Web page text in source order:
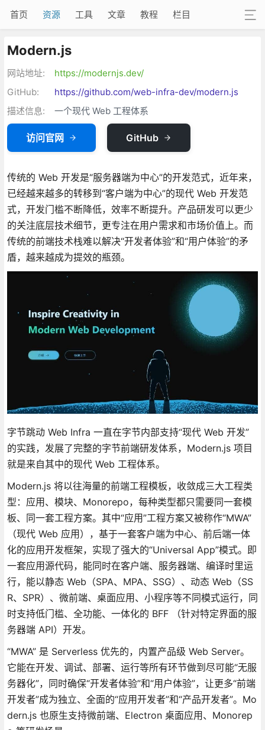
首页 资源 工具 文章 教程 栏目
Modern.js
网站地址:
https://modernjs.dev/
GitHub:
https://github.com/web-infra-dev/modern.js
描述信息:
一个现代 Web 工程体系
访问官网 GitHub
传统的 Web 开发是“服务器端为中心”的开发范式，近年来，
已经越来越多的转移到“客户端为中心”的现代 Web 开发范
式，开发门槛不断降低，效率不断提升。产品研发可以更少
的关注底层技术细节，更专注在用户需求和市场价值上。而
传统的前端技术栈难以解决“开发者体验”和“用户体验”的矛
盾，越来越成为提效的瓶颈。
字节跳动 Web Infra 一直在字节内部支持“现代 Web 开发”
的实践，发展了完整的字节前端研发体系，Modern.js 项目
就是来自其中的现代 Web 工程体系。
Modern.js 将以往海量的前端工程模板，收敛成三大工程类
型：应用、模块、Monorepo，每种类型都只需要同一套模
板、同一套工程方案。其中“应用”工程方案又被称作“MWA”
（现代 Web 应用），基于一套客户端为中心、前后端一体
化的应用开发框架，实现了强大的“Universal App”模式。即
一套应用源代码，能同时在客户端、服务器端、编译时里运
行，能以静态 Web（SPA、MPA、SSG）、动态 Web（SS
R、SPR）、微前端、桌面应用、小程序等不同模式运行，同
时支持低门槛、全功能、一体化的 BFF （针对特定界面的服
务器端 API）开发。
“MWA” 是 Serverless 优先的，内置产品级 Web Server。
它能在开发、调试、部署、运行等所有环节做到尽可能“无服
务器化”，同时确保“开发者体验”和“用户体验”，让更多“前端
开发者”成为独立、全面的“应用开发者”和“产品开发者”。Mo
dern.js 也原生支持微前端、Electron 桌面应用、Monorep